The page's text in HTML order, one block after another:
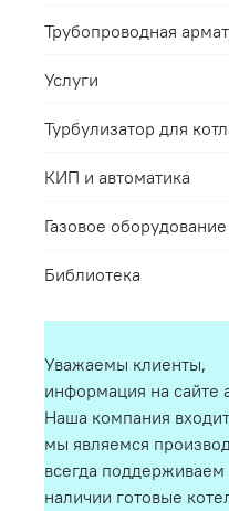
Трубопроводная
Услуги
Турбулизатор для
КИП и автоматика
Газовое оборудование
Библиотека
Уважаемы клиенты,
информация на сайте
Наша компания
мы являемся
всегда поддерживаем
наличии готовые